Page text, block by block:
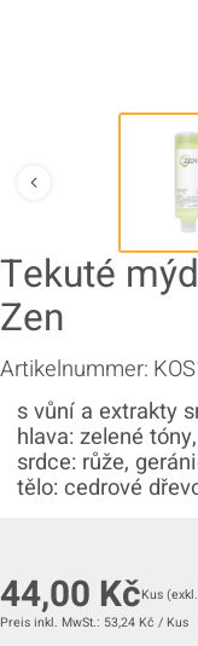
Tekuté
Zen
Artikelnummer:
s vůní a extrakty
hlava: zelené
srdce: růže,
tělo: cedrové
44,00 KčKus
Preis inkl. MwSt.: 53,24 Kč / Kus